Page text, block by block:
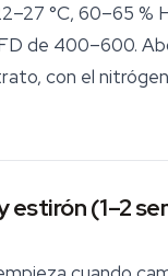
°C, 60–65 %
de 400–600.
con el
estirón (1–2